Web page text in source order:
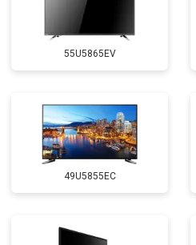
55U5865EV
49U5855EC